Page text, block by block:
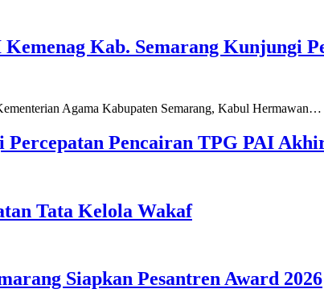
Kab. Semarang Kunjungi
Agama Kabupaten Semarang, Kabul Hermawan…
Pencairan TPG PAI
Tata Kelola Wakaf
Siapkan Pesantren Award 2026